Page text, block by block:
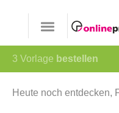
3 Vorlage bestellen
Heute noch entdecken,